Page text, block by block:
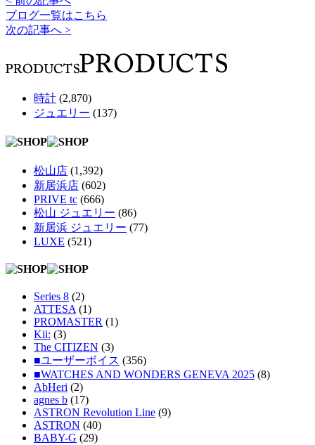
ブログ一覧はこちら
次の記事へ >
時計 (2,870)
ジュエリー (137)
松山店 (1,392)
新居浜店 (602)
PRIVE tc (666)
松山 ジュエリー (86)
新居浜 ジュエリー (77)
LUXE (521)
Series 8 (2)
ATTESA (1)
PROMASTER (1)
Kii: (3)
The CITIZEN (3)
■ユーザーボイス (356)
■WATCHES AND WONDERS GENEVA 2025 (8)
AbHeri (2)
agnes b (17)
ASTRON Revolution Line (9)
ASTRON (40)
BABY-G (29)